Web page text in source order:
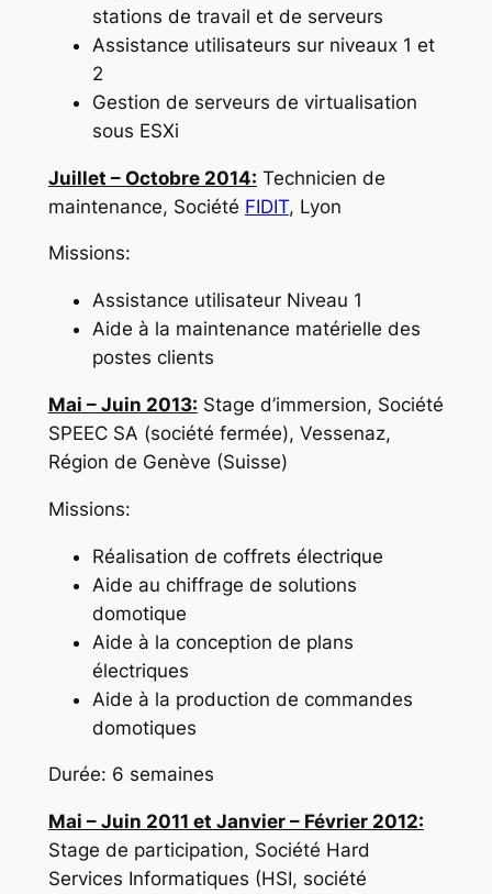
stations de travail et de serveurs
Assistance utilisateurs sur niveaux 1 et
2
Gestion de serveurs de virtualisation
sous ESXi
Juillet – Octobre 2014: Technicien de
maintenance, Société FIDIT, Lyon
Missions:
Assistance utilisateur Niveau 1
Aide à la maintenance matérielle des
postes clients
Mai – Juin 2013: Stage d’immersion, Société
SPEEC SA (société fermée), Vessenaz,
Région de Genève (Suisse)
Missions:
Réalisation de coffrets électrique
Aide au chiffrage de solutions
domotique
Aide à la conception de plans
électriques
Aide à la production de commandes
domotiques
Durée: 6 semaines
Mai – Juin 2011 et Janvier – Février 2012:
Stage de participation, Société Hard
Services Informatiques (HSI, société